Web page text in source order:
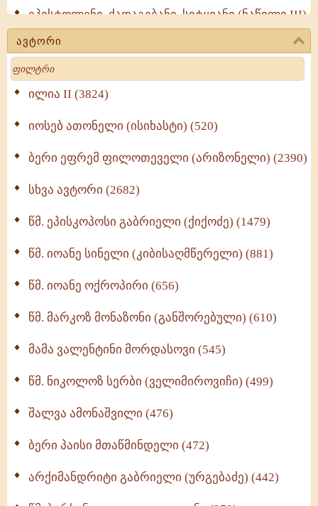
ეპისტოლენი, ქადაგებანი, სიტყვანი (ნაწილი III)
(723)
მოძღვრის ძალზე სასარგებლო რჩევები
მრევლისათვის (545)
Wisdomge (514)
ქადაგებანი გაბრიელ ეპისკოპოსისა - II ტომი
სულიერი ცხოვრების სახელმძღვანელო -
ნაწილი II (369)
ავტორი
Search
ილია II (3824)
იოსებ ათონელი (ისიხასტი) (520)
ბერი ეფრემ ფილოთეველი (არიზონელი) (2390)
სხვა ავტორი (2682)
წმ. ეპისკოპოსი გაბრიელი (ქიქოძე) (1479)
წმ. იოანე სინელი (კიბისაღმწერელი) (881)
წმ. იოანე ოქროპირი (656)
წმ. მარკოზ მონაზონი (განშორებული) (610)
მამა ვალენტინი მორდასოვი (545)
წმ. ნიკოლოზ სერბი (ველიმიროვიჩი) (499)
შალვა ამონაშვილი (476)
ბერი პაისი მთაწმინდელი (472)
არქიმანდრიტი გაბრიელი (ურგებაძე) (442)